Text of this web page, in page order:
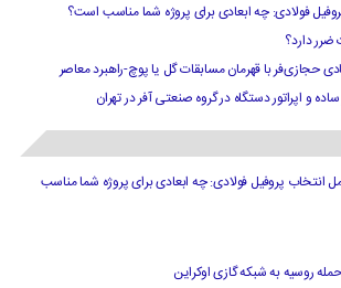
فولادی: چه ابعادی برای پروژه شما مناسب است؟
ضرر دارد​؟
حجازی‌فر با قهرمان مسابقات گل یا پوچ-راهبرد معاصر
و اپراتور دستگاه در گروه صنعتی آفر در تهران
انتخاب پروفیل فولادی: چه ابعادی برای پروژه شما مناسب
روسیه به شبکه گازی اوکراین